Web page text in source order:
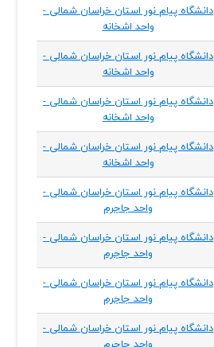
دانشگاه پیام نور استان خراسان شمالی -
واحد اشخانه
دانشگاه پیام نور استان خراسان شمالی -
واحد اشخانه
دانشگاه پیام نور استان خراسان شمالی -
واحد اشخانه
دانشگاه پیام نور استان خراسان شمالی -
واحد اشخانه
دانشگاه پیام نور استان خراسان شمالی -
واحد جاجرم
دانشگاه پیام نور استان خراسان شمالی -
واحد جاجرم
دانشگاه پیام نور استان خراسان شمالی -
واحد جاجرم
دانشگاه پیام نور استان خراسان شمالی -